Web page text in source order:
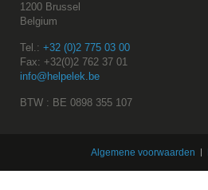
1200 Brussel
Belgium
Tel.: +32 (0)2 775 03 00
Fax: +32(0)2 762 37 01
info@helpelek.be
BTW : BE 0898 355 107
Algemene voorwaarden